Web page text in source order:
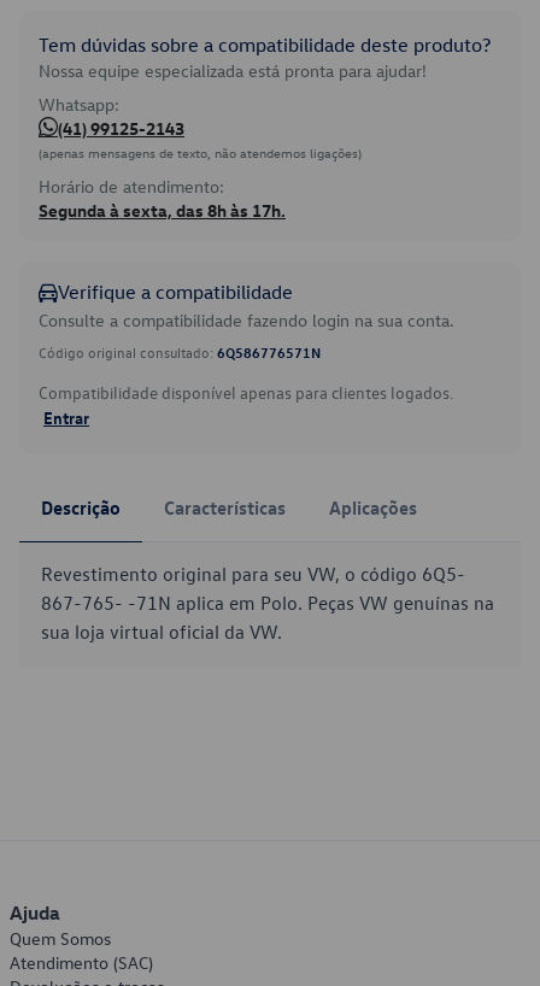
Tem dúvidas sobre a compatibilidade deste produto?
Nossa equipe especializada está pronta para ajudar!
Whatsapp:
(41) 99125-2143
(apenas mensagens de texto, não atendemos ligações)
Horário de atendimento:
Segunda à sexta, das 8h às 17h.
Verifique a compatibilidade
Consulte a compatibilidade fazendo login na sua conta.
Código original consultado: 6Q586776571N
Compatibilidade disponível apenas para clientes logados.
Entrar
Descrição Características Aplicações
Revestimento original para seu VW, o código 6Q5-
867-765- -71N aplica em Polo. Peças VW genuínas na
sua loja virtual oficial da VW.
Ajuda
Quem Somos
Atendimento (SAC)